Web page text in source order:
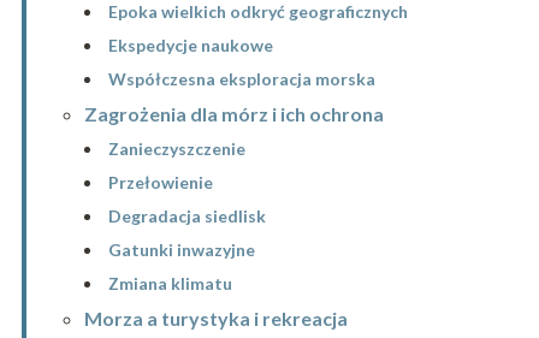
Epoka wielkich odkryć geograficznych
Ekspedycje naukowe
Współczesna eksploracja morska
Zagrożenia dla mórz i ich ochrona
Zanieczyszczenie
Przełowienie
Degradacja siedlisk
Gatunki inwazyjne
Zmiana klimatu
Morza a turystyka i rekreacja